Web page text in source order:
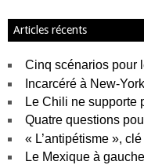
c
e
b
o
o
k
tt
er
Articles récents
Cinq scénarios pour
Incarcéré à New-
Le Chili ne supporte
Quatre questions
« L’antipétisme »,
Le Mexique à